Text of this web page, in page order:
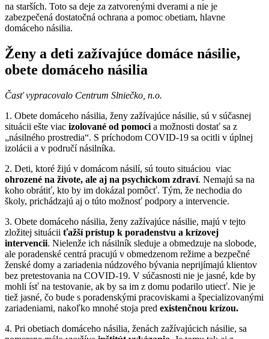
na starších. Toto sa deje za zatvorenými dverami a nie je
zabezpečená dostatočná ochrana a pomoc obetiam, hlavne
domáceho násilia.
Ženy a deti zažívajúce domáce násilie,
obete domáceho násilia
Časť vypracovalo Centrum Slniečko, n.o.
1. Obete domáceho násilia, ženy zažívajúce násilie, sú v súčasnej
situácii ešte viac izolované od pomoci a možnosti dostať sa z
„násilného prostredia“. S príchodom COVID-19 sa ocitli v úplnej
izolácii a v područí násilníka.
2. Deti, ktoré žijú v domácom násilí, sú touto situáciou viac
ohrozené na živote, ale aj na psychickom zdraví. Nemajú sa na
koho obrátiť, kto by im dokázal pomôcť. Tým, že nechodia do
školy, prichádzajú aj o túto možnosť podpory a intervencie.
3. Obete domáceho násilia, ženy zažívajúce násilie, majú v tejto
zložitej situácii ťažší prístup k poradenstvu a krízovej
intervencii. Nielenže ich násilník sleduje a obmedzuje na slobode,
ale poradenské centrá pracujú v obmedzenom režime a bezpečné
ženské domy a zariadenia núdzového bývania neprijímajú klientov
bez pretestovania na COVID-19. V súčasnosti nie je jasné, kde by
mohli ísť na testovanie, ak by sa im z domu podarilo utiecť. Nie je
tiež jasné, čo bude s poradenskými pracoviskami a špecializovanými
zariadeniami, nakoľko mnohé stoja pred existenčnou krízou.
4. Pri obetiach domáceho násilia, ženách zažívajúcich násilie, sa